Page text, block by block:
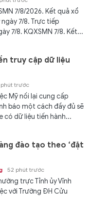
7/8/2026. Kết quả xổ
7/8. Trực tiếp
7/8. KQXSMN 7/8. Kết...
truy cập dữ liệu
phút trước
Mỹ nối lại cung cấp
báo một cách đầy đủ sẽ
có dữ liệu tiến hành...
đào tạo theo ‘đặt
52 phút trước
trực Tỉnh ủy Vĩnh
với Trường ĐH Cửu